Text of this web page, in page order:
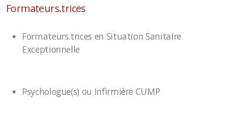
Formateurs.trices
Formateurs.trices en Situation Sanitaire
Exceptionnelle
Psychologue(s) ou Infirmière CUMP